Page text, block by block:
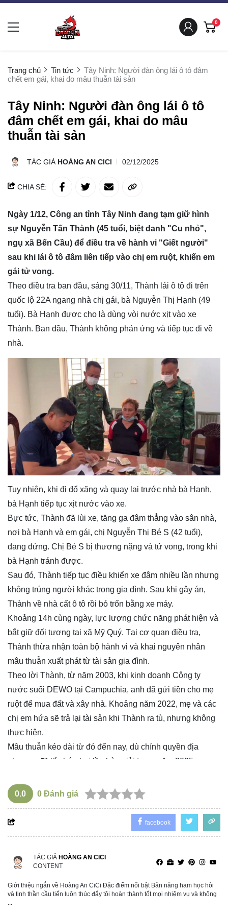
0
Trang chủ Tin tức
Tây Ninh: Người đàn ông lái ô tô đâm
chết em gái, khai do mâu thuẫn tài sản
Tây Ninh: Người đàn ông lái ô tô
đâm chết em gái, khai do mâu
thuẫn tài sản
TÁC GIẢ HOÀNG AN CICI 02/12/2025
CHIA SẺ:
Ngày 1/12, Công an tỉnh Tây Ninh đang tạm giữ hình
sự Nguyễn Tấn Thành (45 tuổi, biệt danh "Cu nhỏ",
ngụ xã Bến Cầu) để điều tra về hành vi "Giết người"
sau khi lái ô tô đâm liên tiếp vào chị em ruột, khiến em
gái tử vong.
Theo điều tra ban đầu, sáng 30/11, Thành lái ô tô đi trên
quốc lộ 22A ngang nhà chị gái, bà Nguyễn Thị Hạnh (49
tuổi). Bà Hạnh được cho là dùng vòi nước xịt vào xe
Thành. Ban đầu, Thành không phản ứng và tiếp tục đi về
nhà.
Tuy nhiên, khi đi đổ xăng và quay lại trước nhà bà Hạnh,
bà Hạnh tiếp tục xịt nước vào xe.
Bực tức, Thành đã lùi xe, tăng ga đâm thẳng vào sân nhà,
nơi bà Hạnh và em gái, chị Nguyễn Thị Bé S (42 tuổi),
đang đứng. Chị Bé S bị thương nặng và tử vong, trong khi
bà Hạnh tránh được.
Sau đó, Thành tiếp tục điều khiển xe đâm nhiều lần nhưng
không trúng người khác trong gia đình. Sau khi gây án,
Thành về nhà cất ô tô rồi bỏ trốn bằng xe máy.
Khoảng 14h cùng ngày, lực lượng chức năng phát hiện và
bắt giữ đối tượng tại xã Mỹ Quý. Tại cơ quan điều tra,
Thành thừa nhận toàn bộ hành vi và khai nguyên nhân
mâu thuẫn xuất phát từ tài sản gia đình.
Theo lời Thành, từ năm 2003, khi kinh doanh Công ty
nước suối DEWO tại Campuchia, anh đã gửi tiền cho mẹ
ruột để mua đất và xây nhà. Khoảng năm 2022, mẹ và các
chị em hứa sẽ trả lại tài sản khi Thành ra tù, nhưng không
thực hiện.
Mâu thuẫn kéo dài từ đó đến nay, dù chính quyền địa
phương đã tổ chức hai lần hòa giải trong năm 2025.
cố ý giết người, với mục đích tước đoạt tính mạng bà Hạnh
và chị Bé S, đồng thời đang tiếp tục điều tra, xử lý theo quy
định pháp luật.
Hiện vụ việc đang tiếp tục điều tra làm rõ để xử lý đối
0.0 0 Đánh giá
facebook
TÁC GIẢ HOÀNG AN CICI
CONTENT
Giới thiệu ngắn về Hoàng An CiCi Đặc điểm nổi bật Bản năng ham học hỏi
và tinh thần cầu tiến luôn thúc đẩy tôi hoàn thành tốt mọi nhiệm vụ và không
...